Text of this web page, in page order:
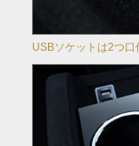
USBソケットは2つ口